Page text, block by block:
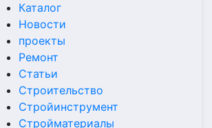
Каталог
Новости
проекты
Ремонт
Статьи
Строительство
Стройинструмент
Стройматериалы